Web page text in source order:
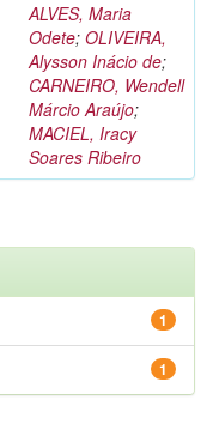
ALVES, Maria
Odete; OLIVEIRA,
Alysson Inácio de;
CARNEIRO, Wendell
Márcio Araújo;
MACIEL, Iracy
Soares Ribeiro
1
1